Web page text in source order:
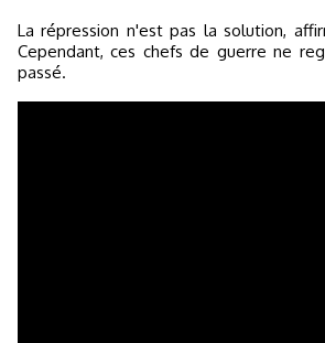
La répression n'est pas la solution,
Cependant, ces chefs de guerre ne
passé.